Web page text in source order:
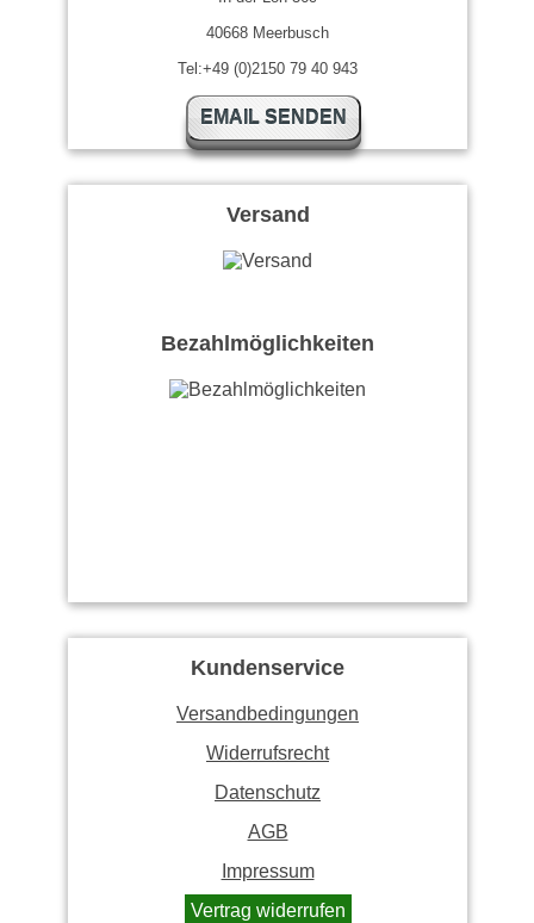
40668 Meerbusch
Tel:+49 (0)2150 79 40 943
EMAIL SENDEN
Versand
Bezahlmöglichkeiten
Kundenservice
Versandbedingungen
Widerrufsrecht
Datenschutz
AGB
Impressum
Vertrag widerrufen